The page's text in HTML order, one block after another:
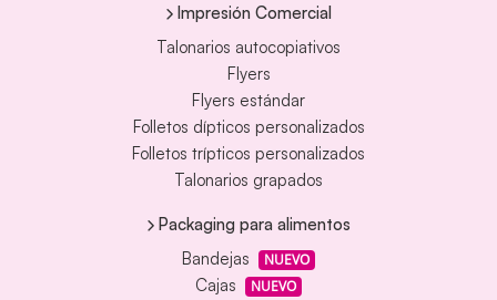
Impresión Comercial
Talonarios autocopiativos
Flyers
Flyers estándar
Folletos dípticos personalizados
Folletos trípticos personalizados
Talonarios grapados
Packaging para alimentos
Bandejas
NUEVO
Cajas NUEVO